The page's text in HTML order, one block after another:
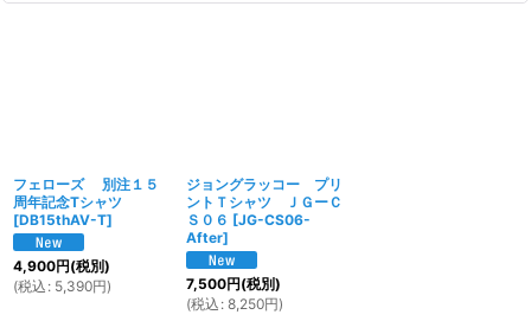
フェローズ 別注１５
周年記念Tシャツ
[DB15thAV-T]
4,900円(税別)
(税込 : 5,390円)
ジョングラッコー プリ
ントＴシャツ ＪＧーＣ
Ｓ０６ [JG-CS06-
After]
7,500円(税別)
(税込 : 8,250円)